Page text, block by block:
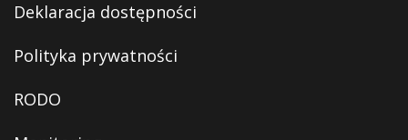
Deklaracja dostępności
Polityka prywatności
RODO